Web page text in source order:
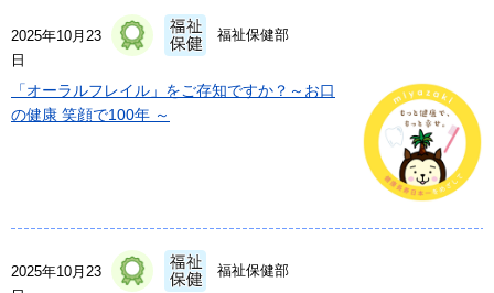
2025年10月23
日
福祉保健部
「オーラルフレイル」をご存知ですか？～お口
の健康 笑顔で100年 ～
2025年10月23
福祉保健部